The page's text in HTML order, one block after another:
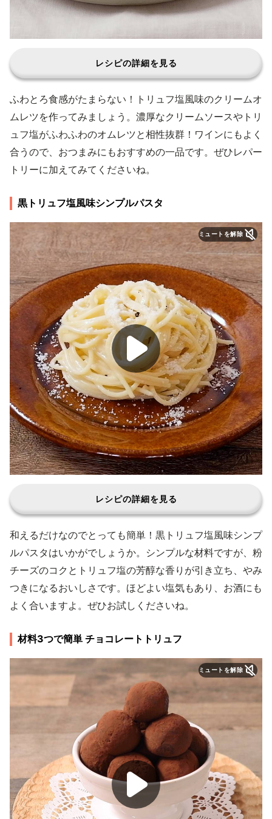
レシピの詳細を見る
ふわとろ食感がたまらない！トリュフ塩風味のクリームオ
ムレツを作ってみましょう。濃厚なクリームソースやトリ
ュフ塩がふわふわのオムレツと相性抜群！ワインにもよく
合うので、おつまみにもおすすめの一品です。ぜひレパー
トリーに加えてみてくださいね。
黒トリュフ塩風味シンプルパスタ
ミュートを解除
レシピの詳細を見る
和えるだけなのでとっても簡単！黒トリュフ塩風味シンプ
ルパスタはいかがでしょうか。シンプルな材料ですが、粉
チーズのコクとトリュフ塩の芳醇な香りが引き立ち、やみ
つきになるおいしさです。ほどよい塩気もあり、お酒にも
よく合いますよ。ぜひお試しくださいね。
材料3つで簡単 チョコレートトリュフ
ミュートを解除